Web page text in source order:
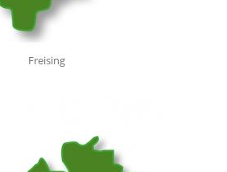
Freising